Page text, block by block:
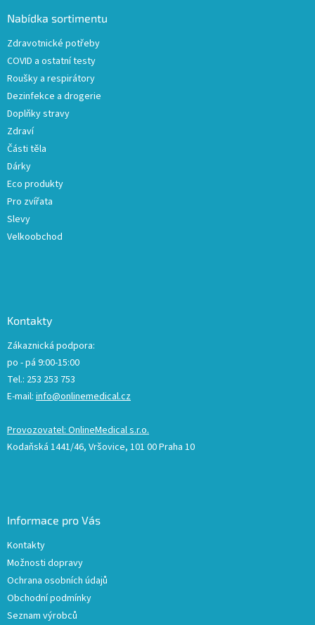
Nabídka sortimentu
Zdravotnické potřeby
COVID a ostatní testy
Roušky a respirátory
Dezinfekce a drogerie
Doplňky stravy
Zdraví
Části těla
Dárky
Eco produkty
Pro zvířata
Slevy
Velkoobchod
Kontakty
Zákaznická podpora:
po - pá 9:00-15:00
Tel.: 253 253 753
E-mail: info@onlinemedical.cz
Provozovatel: OnlineMedical s.r.o.
Kodaňská 1441/46, Vršovice, 101 00 Praha 10
Informace pro Vás
Kontakty
Možnosti dopravy
Ochrana osobních údajů
Obchodní podmínky
Seznam výrobců